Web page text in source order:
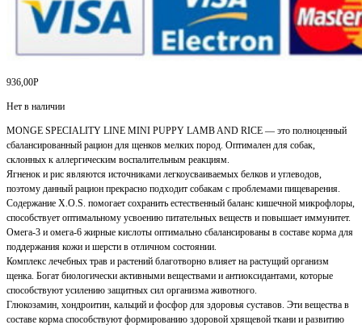
936,00Р
Нет в наличии
MONGE SPECIALITY LINE MINI PUPPY LAMB AND RICE — это полноценный
сбалансированный рацион для щенков мелких пород. Оптимален для собак,
склонных к аллергическим воспалительным реакциям.
Ягненок и рис являются источниками легкоусваиваемых белков и углеводов,
поэтому данный рацион прекрасно подходит собакам с проблемами пищеварения.
Содержание X.O.S. помогает сохранить естественный баланс кишечной микрофлоры,
способствует оптимальному усвоению питательных веществ и повышает иммунитет.
Омега-3 и омега-6 жирные кислоты оптимально сбалансированы в составе корма для
поддержания кожи и шерсти в отличном состоянии.
Комплекс лечебных трав и растений благотворно влияет на растущий организм
щенка. Богат биологически активными веществами и антиоксидантами, которые
способствуют усилению защитных сил организма животного.
Глюкозамин, хондроитин, кальций и фосфор для здоровья суставов. Эти вещества в
составе корма способствуют формированию здоровой хрящевой ткани и развитию